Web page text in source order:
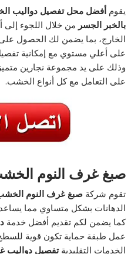
يقومأفضل محل تفصيل دواليب
بالخبر الجسر من خلال اللجوء إلى
الخارج، بما يضمن لك الحصول
على أعلي مستوي مع إمكانية
وذلك على يد مجموعة نجارين
على التعامل مع كل أنواع الخشب.
صبغ غرف النوم
تقوم شركةصبغ غرف النوم
الدهانات بشكل متساوي مما
كما يضمن لكم تقديم أفضل خدمة
عمل طبقة حماية تكون قوية
الخدمات التقليديةتفصيل